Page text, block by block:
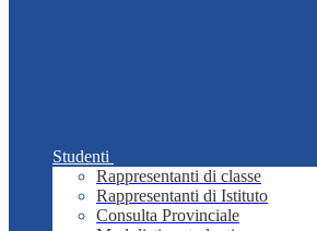
Studenti
Rappresentanti di classe
Rappresentanti di Istituto
Consulta Provinciale